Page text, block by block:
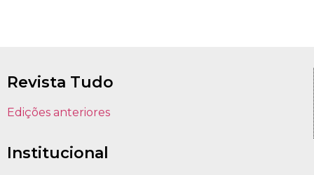
Revista Tudo
Edições anteriores
Institucional